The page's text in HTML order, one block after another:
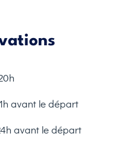
avant le départ
avant le départ